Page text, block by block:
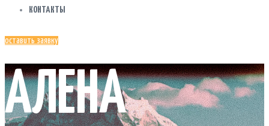
КОНТАКТЫ
оставить заявку
АЛЕНА